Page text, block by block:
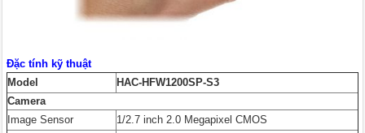
Đặc tính kỹ thuật
Model
HAC-HFW1200SP-S3
Camera
Image Sensor
1/2.7 inch 2.0 Megapixel CMOS